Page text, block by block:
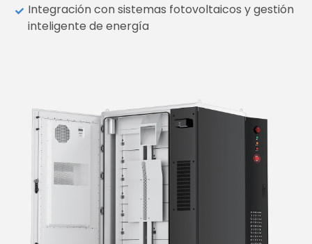
Integración con sistemas fotovoltaicos y gestión
inteligente de energía